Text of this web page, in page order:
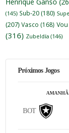
(145) Sub-20 (180)
(207) Vasco (168) Vou
(316) Zubeldía (146)
Próximos Jogos
AMANHÃ
BOT